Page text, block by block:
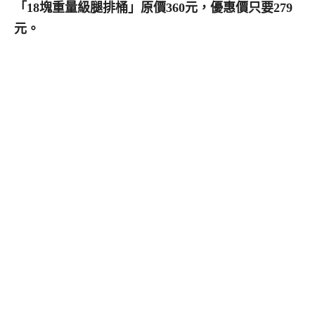
「18塊重量級腿排桶」原價360元，優惠價只要279
元。